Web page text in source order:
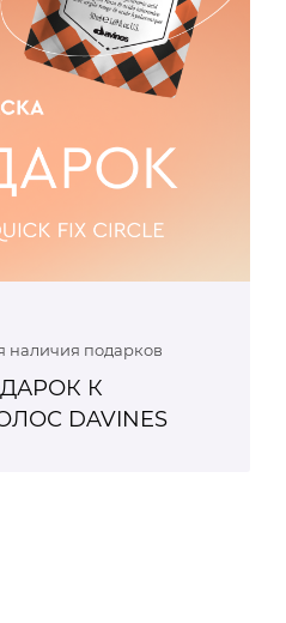
наличия подарков
К
DAVINES